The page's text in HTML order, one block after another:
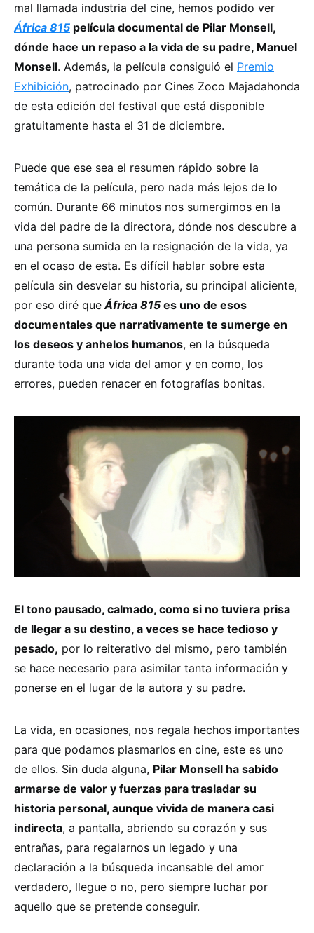
mal llamada industria del cine, hemos podido ver
África 815 película documental de Pilar Monsell,
dónde hace un repaso a la vida de su padre, Manuel
Monsell. Además, la película consiguió el Premio
Exhibición, patrocinado por Cines Zoco Majadahonda
de esta edición del festival que está disponible
gratuitamente hasta el 31 de diciembre.
Puede que ese sea el resumen rápido sobre la
temática de la película, pero nada más lejos de lo
común. Durante 66 minutos nos sumergimos en la
vida del padre de la directora, dónde nos descubre a
una persona sumida en la resignación de la vida, ya
en el ocaso de esta. Es difícil hablar sobre esta
película sin desvelar su historia, su principal aliciente,
por eso diré que África 815 es uno de esos
documentales que narrativamente te sumerge en
los deseos y anhelos humanos, en la búsqueda
durante toda una vida del amor y en como, los
errores, pueden renacer en fotografías bonitas.
El tono pausado, calmado, como si no tuviera prisa
de llegar a su destino, a veces se hace tedioso y
pesado, por lo reiterativo del mismo, pero también
se hace necesario para asimilar tanta información y
ponerse en el lugar de la autora y su padre.
La vida, en ocasiones, nos regala hechos importantes
para que podamos plasmarlos en cine, este es uno
de ellos. Sin duda alguna, Pilar Monsell ha sabido
armarse de valor y fuerzas para trasladar su
historia personal, aunque vivida de manera casi
indirecta, a pantalla, abriendo su corazón y sus
entrañas, para regalarnos un legado y una
declaración a la búsqueda incansable del amor
verdadero, llegue o no, pero siempre luchar por
aquello que se pretende conseguir.